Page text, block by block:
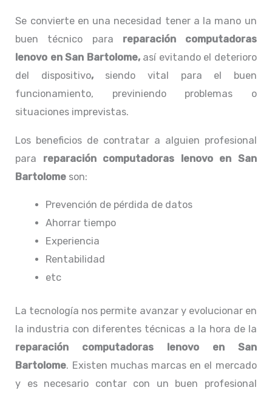
Se convierte en una necesidad tener a la mano un
buen técnico para reparación computadoras
lenovo en San Bartolome, así evitando el deterioro
del dispositivo, siendo vital para el buen
funcionamiento, previniendo problemas o
situaciones imprevistas.
Los beneficios de contratar a alguien profesional
para reparación computadoras lenovoen San
Bartolome son:
Prevención de pérdida de datos
Ahorrar tiempo
Experiencia
Rentabilidad
etc
La tecnología nos permite avanzar y evolucionar en
la industria con diferentes técnicas a la hora de la
reparación computadoras lenovo en San
Bartolome. Existen muchas marcas en el mercado
y es necesario contar con un buen profesional